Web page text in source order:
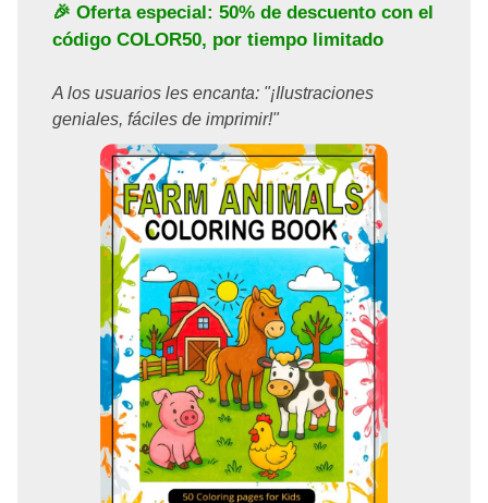
🎉 Oferta especial: 50% de descuento con el
código COLOR50, por tiempo limitado
A los usuarios les encanta: "¡Ilustraciones
geniales, fáciles de imprimir!"